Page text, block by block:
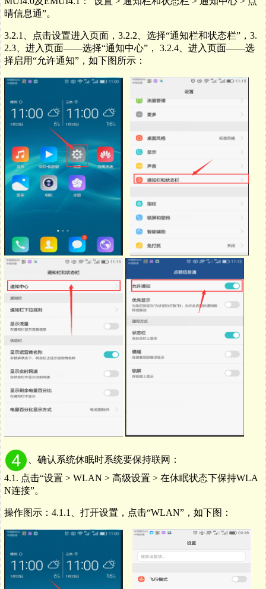
晴信息通”。
3.2.1、点击设置进入页面，3.2.2、选择“通知栏和状态栏”，3.
2.3、进入页面——选择“通知中心”， 3.2.4、进入页面——选
择启用“允许通知”， 如下图所示：
确认系统休眠时系统要保持联网：
4.1. 点击“设置 > WLAN > 高级设置 > 在休眠状态下保持WLA
N连接”。
操作图示：4.1.1 、打开设置，点击“WLAN”，如下图：